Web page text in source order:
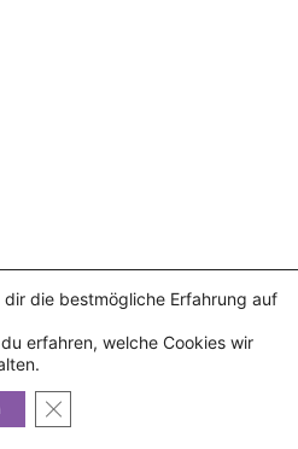
die bestmögliche Erfahrung auf
erfahren, welche Cookies wir
GDPR Cookie-Banner schließen